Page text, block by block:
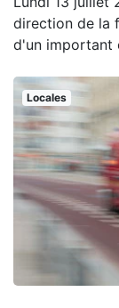
direction de la
d'un important
Locales